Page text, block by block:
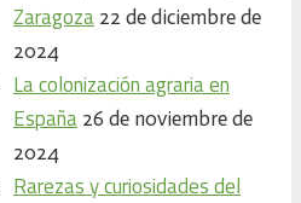
Zaragoza 22 de diciembre de
2024
La colonización agraria en
España 26 de noviembre de
2024
Rarezas y curiosidades del